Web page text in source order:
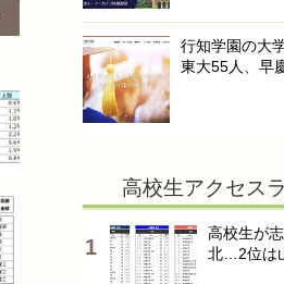
行知学園の大
東大55人、早
高校生アクセス
高校生が
北…2位は